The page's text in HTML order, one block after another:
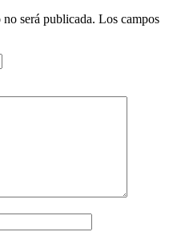
será publicada. Los campos